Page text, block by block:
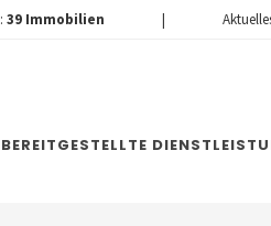
39 Immobilien |